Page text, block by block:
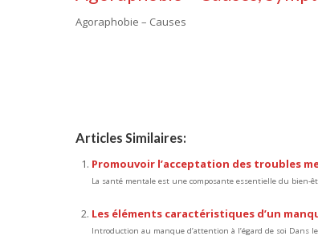
Agoraphobie – Causes
Articles Similaires:
Promouvoir l’acceptation des troubles
La santé mentale est une composante essentielle du
Les éléments caractéristiques d’un
Introduction au manque d’attention à l’égard de soi